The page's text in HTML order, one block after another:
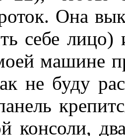
Она
себе
машине
не буду
консоли,